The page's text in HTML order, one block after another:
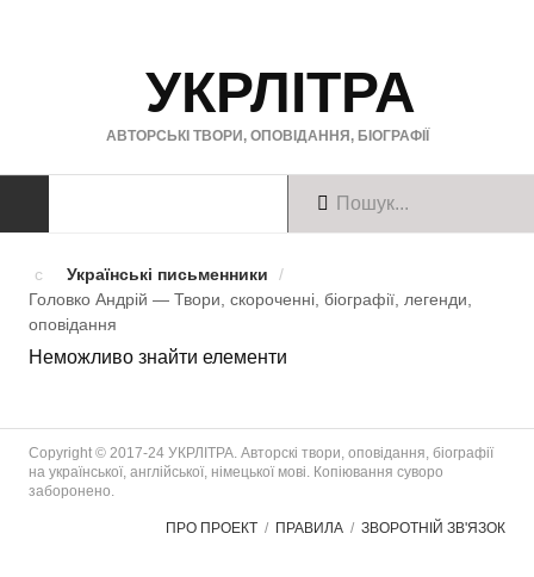
УКРЛІТРА
АВТОРСЬКІ ТВОРИ, ОПОВІДАННЯ, БІОГРАФІЇ
Твори українською
Твори англійською
БІОГРАФІЇ
Українські письменники
Українські письменники
/
Головко Андрій — Твори, скороченні, біографії, легенди,
оповiдання
Неможливо знайти елементи
Copyright © 2017-24 УКРЛІТРА. Авторскі твори, оповідання, біографії
на української, англійської, німецької мові. Копіювання суворо
заборонено.
ПРО ПРОЕКТ ПРАВИЛА ЗВОРОТНІЙ ЗВ'ЯЗОК